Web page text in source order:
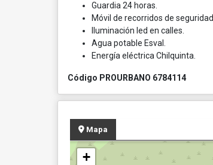
Guardia 24 horas.
Móvil de recorridos de seguridad.
Iluminación led en calles.
Agua potable Esval.
Energía eléctrica Chilquinta.
Código PROURBANO 6784114
Mapa
+